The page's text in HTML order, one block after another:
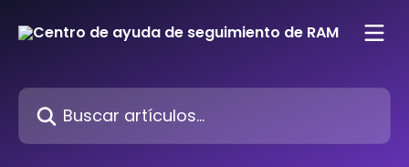
Buscar artículos...